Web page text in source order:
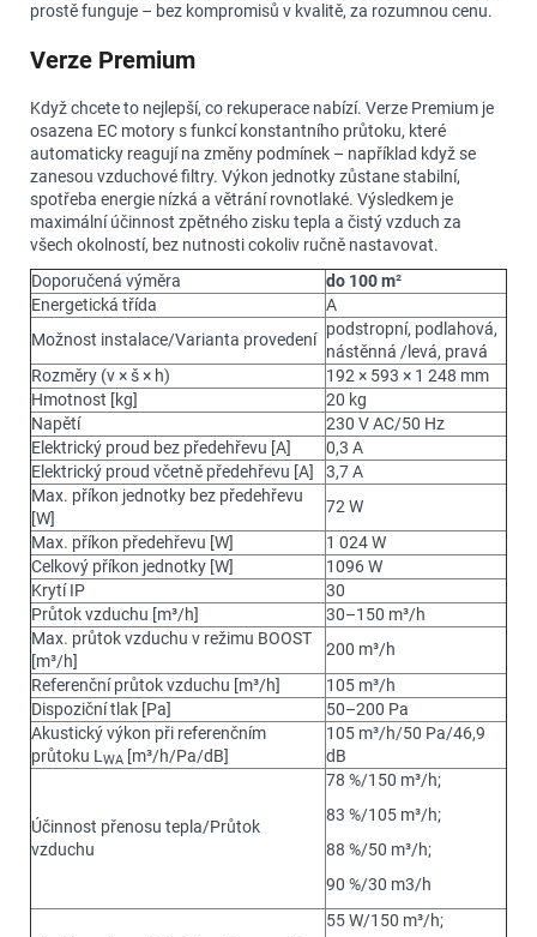
prostě funguje – bez kompromisů v kvalitě, za rozumnou cenu.
Verze Premium
Když chcete to nejlepší, co rekuperace nabízí. Verze Premium je
osazena EC motory s funkcí konstantního průtoku, které
automaticky reagují na změny podmínek – například když se
zanesou vzduchové filtry. Výkon jednotky zůstane stabilní,
spotřeba energie nízká a větrání rovnotlaké. Výsledkem je
maximální účinnost zpětného zisku tepla a čistý vzduch za
všech okolností, bez nutnosti cokoliv ručně nastavovat.
Doporučená výměra
do 100 m²
Energetická třída
A
Možnost instalace/Varianta provedení
podstropní, podlahová,
nástěnná /levá, pravá
Rozměry (v × š × h)
192 × 593 × 1 248 mm
Hmotnost [kg]
20 kg
Napětí
230 V AC/50 Hz
Elektrický proud bez předehřevu [A]
0,3 A
Elektrický proud včetně předehřevu [A]
3,7 A
Max. příkon jednotky bez předehřevu
[W]
72 W
Max. příkon předehřevu [W]
1 024 W
Celkový příkon jednotky [W]
1096 W
Krytí IP
30
Průtok vzduchu [m³/h]
30–150 m³/h
Max. průtok vzduchu v režimu BOOST
[m³/h]
200 m³/h
Referenční průtok vzduchu [m³/h]
105 m³/h
Dispoziční tlak [Pa]
50–200 Pa
Akustický výkon při referenčním
průtoku L WA [m³/h/Pa/dB]
105 m³/h/50 Pa/46,9
dB
Účinnost přenosu tepla/Průtok
vzduchu
78 %/150 m³/h;
83 %/105 m³/h;
88 %/50 m³/h;
90 %/30 m3/h
55 W/150 m³/h;